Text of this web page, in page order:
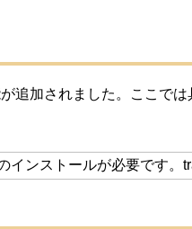
追加されました。ここでは
インストールが必要です。